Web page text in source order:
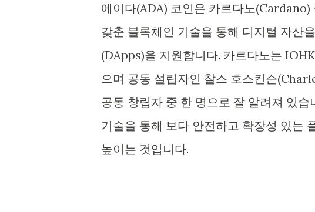
에이다(ADA) 코인은 카르다노
갖춘 블록체인 기술을 통해 디지털 자산
(DApps)을 지원합니다. 카르다노는
으며 공동 설립자인 찰스 호스킨슨
공동 창립자 중 한 명으로 잘 알려져 있
기술을 통해 보다 안전하고 확장성 있는
높이는 것입니다.